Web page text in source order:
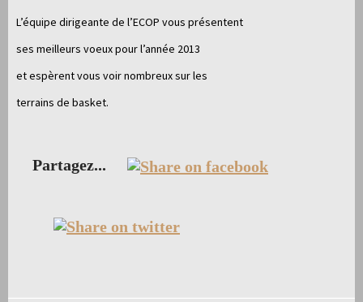
L’équipe dirigeante de l’ECOP vous présentent
ses meilleurs voeux pour l’année 2013
et espèrent vous voir nombreux sur les
terrains de basket.
Partagez...